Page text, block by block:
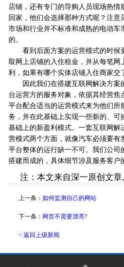
店铺，还有专门的导购人员现场热
回家，他们会选择那种方式呢？注
市场和行业并不标准和成熟的电动车
的。
看到后面方案的运营模式的时候
取网上店铺的入住租金，并从每笔网
利，如果有哪个实体店铺入住商家交
因此我们在搭建互联网解决方案
台运营方的服务对象，依据其经营焦
平台配合适当的运营模式来为他们所
务，并在此基础上实现一些新的、可
基础上的新盈利模式。一套互联网解
营模式两个方面，就像汽车必须要有
平台整体的运行缺一不可。我们公司
搭建而成的，具体细节涉及服务客户
注：本文来自深一原创文
上一条： 如何监测自己的网站
下一条： 网页不需要漂亮?
< 返回上级新闻